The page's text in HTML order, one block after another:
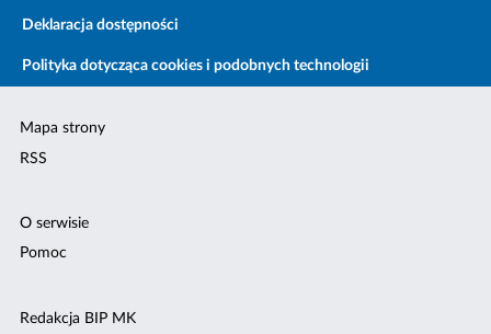
Deklaracja dostępności
Polityka dotycząca cookies i podobnych technologii
Mapa strony
RSS
O serwisie
Pomoc
Redakcja BIP MK